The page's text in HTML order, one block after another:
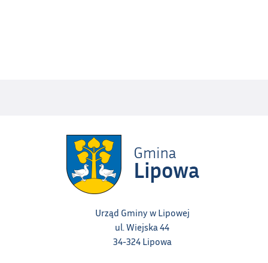
Urząd Gminy w Lipowej
ul. Wiejska 44
34-324 Lipowa